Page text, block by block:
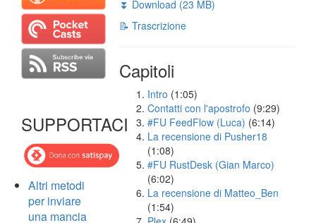
SUPPORTACI
Altri metodi
per inviare
una mancia
⏬ Download (23 MB)
📝 Trascrizione
Capitoli
Intro (1:05)
Contatti con l'apostrofo (9:29)
#FU FeedFlow (Luca) (6:14)
La recensione di Pusher18
(1:08)
#FU RustDesk (Gian Marco)
(6:02)
La recensione di Matteo_Ben
(1:54)